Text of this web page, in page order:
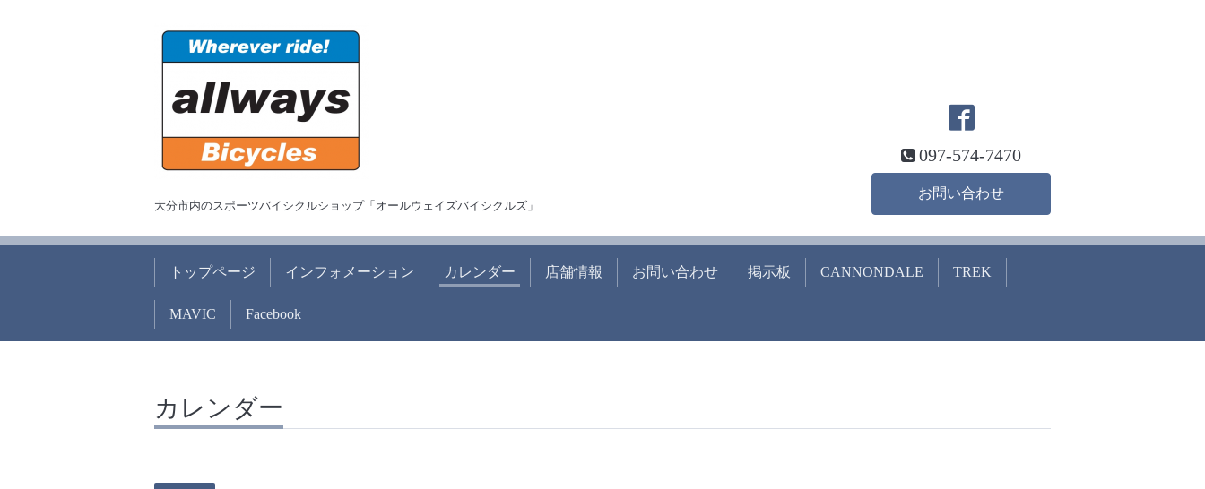
大分市内のスポーツバイシクルショップ「オールウェイズバイシクルズ」
097-574-7470
お問い合わせ
トップページ インフォメーション カレンダー 店舗情報 お問い合わせ 掲示板 CANNONDALE TREK
MAVIC Facebook
カレンダー